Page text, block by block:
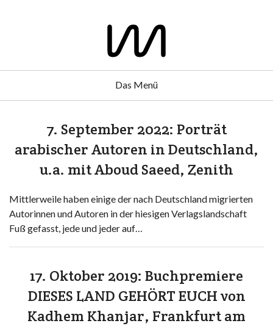
Das Menü
7. September 2022: Porträt
arabischer Autoren in Deutschland,
u.a. mit Aboud Saeed, Zenith
Mittlerweile haben einige der nach Deutschland migrierten
Autorinnen und Autoren in der hiesigen Verlagslandschaft
Fuß gefasst, jede und jeder auf…
17. Oktober 2019: Buchpremiere
DIESES LAND GEHÖRT EUCH von
Kadhem Khanjar, Frankfurt am